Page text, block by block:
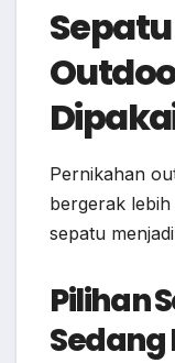
Pernikahan
bergerak
sepatu
Pilihan